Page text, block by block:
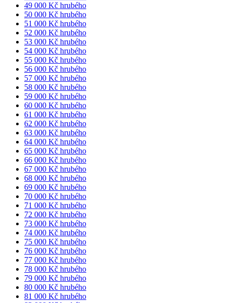
49 000 Kč hrubého
50 000 Kč hrubého
51 000 Kč hrubého
52 000 Kč hrubého
53 000 Kč hrubého
54 000 Kč hrubého
55 000 Kč hrubého
56 000 Kč hrubého
57 000 Kč hrubého
58 000 Kč hrubého
59 000 Kč hrubého
60 000 Kč hrubého
61 000 Kč hrubého
62 000 Kč hrubého
63 000 Kč hrubého
64 000 Kč hrubého
65 000 Kč hrubého
66 000 Kč hrubého
67 000 Kč hrubého
68 000 Kč hrubého
69 000 Kč hrubého
70 000 Kč hrubého
71 000 Kč hrubého
72 000 Kč hrubého
73 000 Kč hrubého
74 000 Kč hrubého
75 000 Kč hrubého
76 000 Kč hrubého
77 000 Kč hrubého
78 000 Kč hrubého
79 000 Kč hrubého
80 000 Kč hrubého
81 000 Kč hrubého